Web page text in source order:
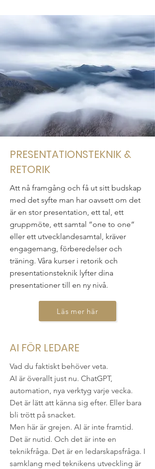
PRESENTATIONSTEKNIK &
RETORIK
Att nå framgång och få ut sitt budskap
med det syfte man har oavsett om det
är en stor presentation, ett tal, ett
gruppmöte, ett samtal ”one to one”
eller ett utvecklandesamtal, kräver
engagemang, förberedelser och
träning. Våra kurser i retorik och
presentationsteknik lyfter dina
presentationer till en ny nivå.
Läs mer här
AI FÖR LEDARE
Vad du faktiskt behöver veta.
AI är överallt just nu. ChatGPT,
automation, nya verktyg varje vecka.
Det är lätt att känna sig efter. Eller bara
bli trött på snacket.
Men här är grejen. AI är inte framtid.
Det är nutid. Och det är inte en
teknikfråga. Det är en ledarskapsfråga. I
samklang med teknikens utveckling är